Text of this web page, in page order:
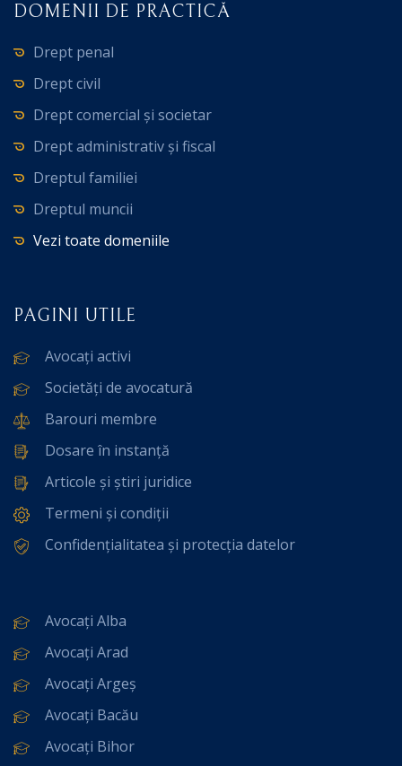
DOMENII DE PRACTICĂ
Drept penal
Drept civil
Drept comercial și societar
Drept administrativ și fiscal
Dreptul familiei
Dreptul muncii
Vezi toate domeniile
PAGINI UTILE
Avocați activi
Societăți de avocatură
Barouri membre
Dosare în instanță
Articole și știri juridice
Termeni și condiții
Confidențialitatea și protecția datelor
Avocați Alba
Avocați Arad
Avocați Argeș
Avocați Bacău
Avocați Bihor